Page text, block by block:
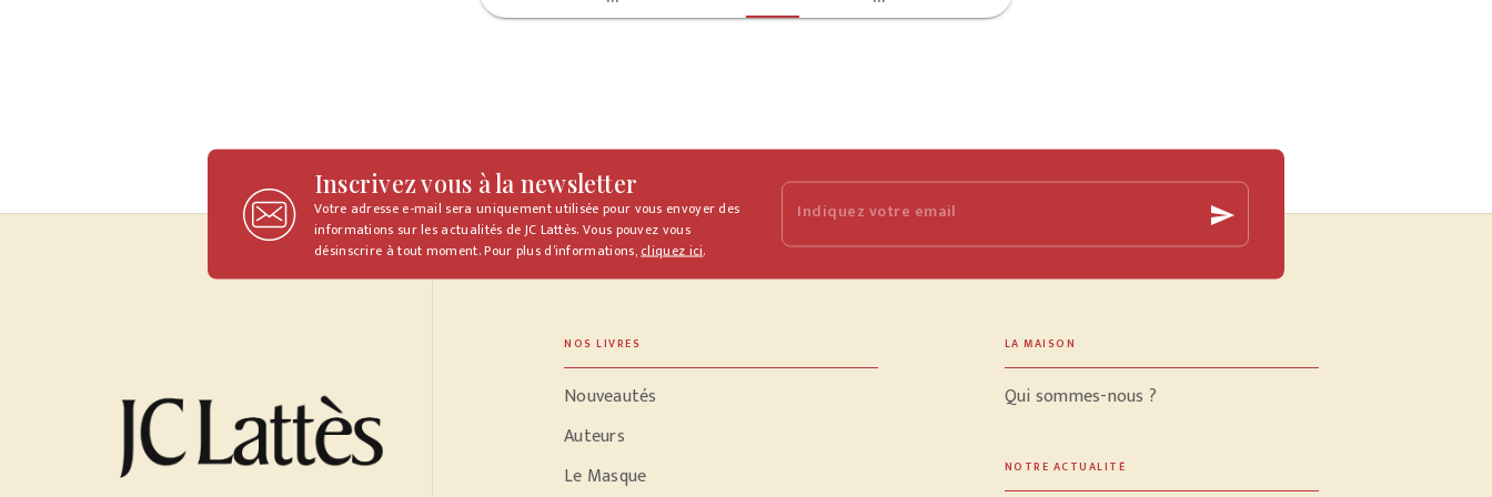
Inscrivez vous à la newsletter
Votre adresse e-mail sera uniquement utilisée pour vous envoyer des
informations sur les actualités de JC Lattès. Vous pouvez vous
désinscrire à tout moment. Pour plus d’informations,cliquez ici.
Indiquez votre email send
NOS LIVRES
Nouveautés
Auteurs
Le Masque
LA MAISON
Qui sommes-nous ?
NOTRE ACTUALITÉ